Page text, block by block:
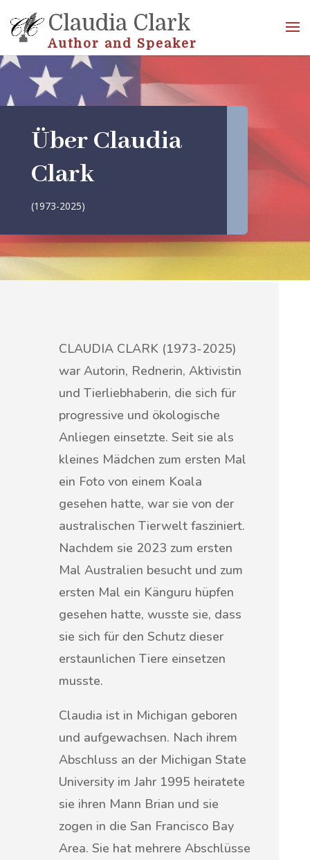
Claudia Clark
Author and Speaker
Über Claudia
Clark
(1973-2025)
CLAUDIA CLARK (1973-2025)
war Autorin, Rednerin, Aktivistin
und Tierliebhaberin, die sich für
progressive und ökologische
Anliegen einsetzte. Seit sie als
kleines Mädchen zum ersten Mal
ein Foto von einem Koala
gesehen hatte, war sie von der
australischen Tierwelt fasziniert.
Nachdem sie 2023 zum ersten
Mal Australien besucht und zum
ersten Mal ein Känguru hüpfen
gesehen hatte, wusste sie, dass
sie sich für den Schutz dieser
erstaunlichen Tiere einsetzen
musste.
Claudia ist in Michigan geboren
und aufgewachsen. Nach ihrem
Abschluss an der Michigan State
University im Jahr 1995 heiratete
sie ihren Mann Brian und sie
zogen in die San Francisco Bay
Area. Sie hat mehrere Abschlüsse